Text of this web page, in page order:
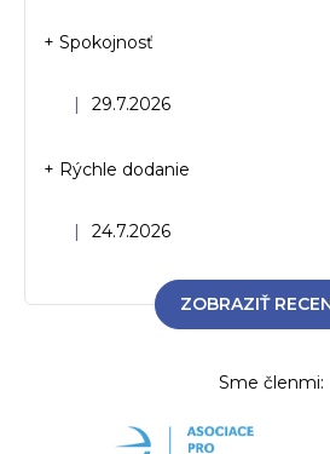
Hodnotenie obchodu je 5 z 5
| 29.7.2026
+ Spokojnosť
Hodnotenie obchodu je 5 z 5
| 24.7.2026
+ Rýchle dodanie
ZOBRAZIŤ
Sme členmi: